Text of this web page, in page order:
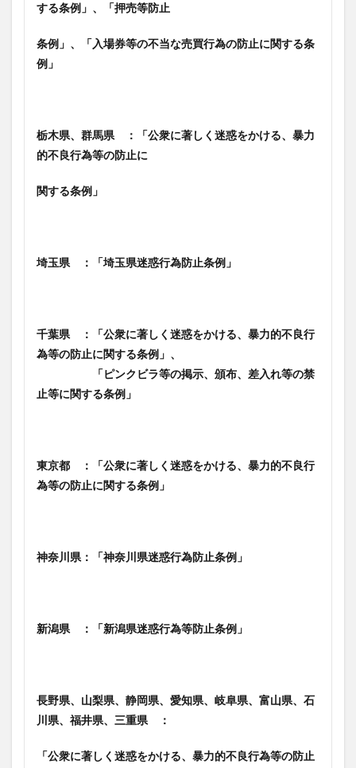
する条例」、
「押売等防止
条例」、「入場券等の不当な売買行為の防止に関する条
例」
栃木県、群馬県 ：「公衆に著しく迷惑をかける、暴力
的不良行為等の防止に
関する条例」
埼玉県 ：「埼玉県迷惑行為防止条例」
千葉県 ：「公衆に著しく迷惑をかける、暴力的不良行
為等の防止に関する条例」、
「ピンクビラ等の掲示、頒布、差入れ等の禁
止等に関する条例」
東京都 ：「公衆に著しく迷惑をかける、暴力的不良行
為等の防止に関する条例」
神奈川県：「神奈川県迷惑行為防止条例」
新潟県 ：「新潟県迷惑行為等防止条例」
長野県、山梨県、静岡県、愛知県、岐阜県、富山県、石
川県、福井県、三重県 ：
「公衆に著しく迷惑をかける、暴力的不良行為等の防止